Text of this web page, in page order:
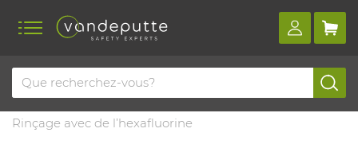
Home
Produits
Douches d’urgence et rinçage des yeux
Rinçage avec de l’hexafluorine